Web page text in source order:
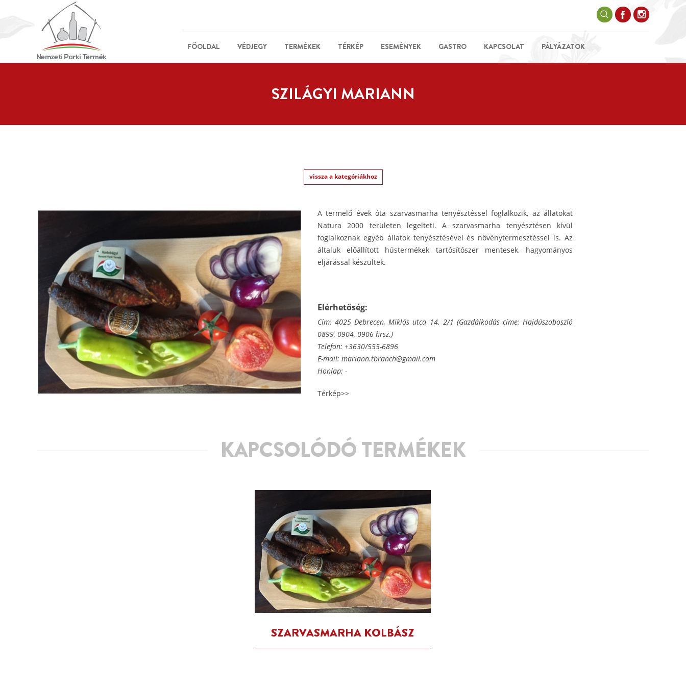
FŐOLDAL VÉDJEGY TERMÉKEK TÉRKÉP ESEMÉNYEK GASTRO KAPCSOLAT PÁLYÁZATOK
SZILÁGYI MARIANN
vissza a kategóriákhoz
A termelő évek óta szarvasmarha tenyésztéssel foglalkozik, az állatokat
Natura 2000 területen legelteti. A szarvasmarha tenyésztésen kívül
foglalkoznak egyéb állatok tenyésztésével és növénytermesztéssel is. Az
általuk előállított hústermékek tartósítószer mentesek, hagyományos
eljárással készültek.
Elérhetőség:
Cím: 4025 Debrecen, Miklós utca 14. 2/1 (Gazdálkodás címe: Hajdúszoboszló
0899, 0904, 0906 hrsz.)
Telefon: +3630/555-6896
E-mail: mariann.tbranch@gmail.com
Honlap: -
Térkép>>
KAPCSOLÓDÓ TERMÉKEK
SZARVASMARHA KOLBÁSZ